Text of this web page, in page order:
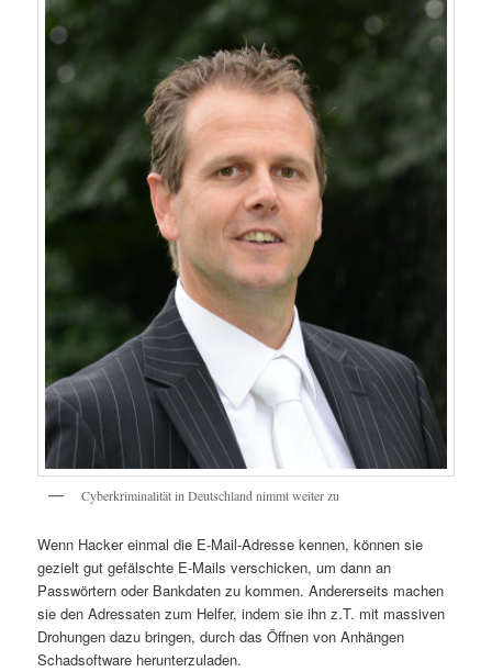
Cyberkriminalität in Deutschland nimmt weiter zu
Wenn Hacker einmal die E-Mail-Adresse kennen, können sie
gezielt gut gefälschte E-Mails verschicken, um dann an
Passwörtern oder Bankdaten zu kommen. Andererseits machen
sie den Adressaten zum Helfer, indem sie ihn z.T. mit massiven
Drohungen dazu bringen, durch das Öffnen von Anhängen
Schadsoftware herunterzuladen.